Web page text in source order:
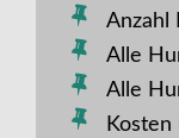
Anzahl
Alle
Alle
Kosten